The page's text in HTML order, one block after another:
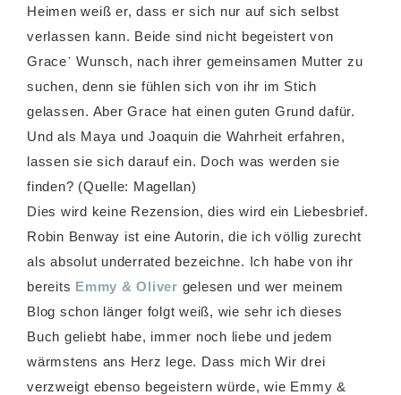
Heimen weiß er, dass er sich nur auf sich selbst
verlassen kann. Beide sind nicht begeistert von
Grace᾿ Wunsch, nach ihrer gemeinsamen Mutter zu
suchen, denn sie fühlen sich von ihr im Stich
gelassen. Aber Grace hat einen guten Grund dafür.
Und als Maya und Joaquin die Wahrheit erfahren,
lassen sie sich darauf ein. Doch was werden sie
finden? (Quelle: Magellan)
Dies wird keine Rezension, dies wird ein Liebesbrief.
Robin Benway ist eine Autorin, die ich völlig zurecht
als absolut underrated bezeichne. Ich habe von ihr
bereits Emmy & Oliver gelesen und wer meinem
Blog schon länger folgt weiß, wie sehr ich dieses
Buch geliebt habe, immer noch liebe und jedem
wärmstens ans Herz lege. Dass mich Wir drei
verzweigt ebenso begeistern würde, wie Emmy &